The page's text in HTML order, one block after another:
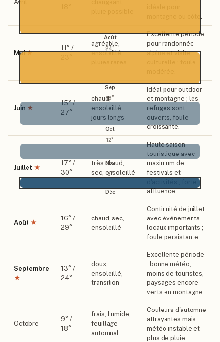
Août
24°
Sep
18°
Oct
12°
Nov
8°
Déc
Avril
montagne ou côte.
Mai ★
11 ° /
agréable,
ensoleillé,
Excellente période
pour randonnée
alpine et visite
Juin ★
15° /
27°
chaud,
ensoleillé,
jours longs
Idéal pour outdoor
et montagne ; les
refuges sont
ouverts, foule
croissante.
Juillet ★
17° /
30°
très chaud,
sec, ensoleillé
Haute saison
touristique avec
maximum de
festivals et
affluence.
Août ★
16° /
29°
chaud, sec,
ensoleillé
Continuité de juillet
avec événements
locaux importants ;
foule persistante.
Septembre
★
13° /
24°
doux,
ensoleillé,
transition
Excellente période
: bonne météo,
moins de touristes,
paysages encore
verts en montagne.
Octobre
9° /
18°
frais, humide,
feuillage
automnal
Couleurs d'automne
attrayantes mais
météo instable et
plus de pluie.